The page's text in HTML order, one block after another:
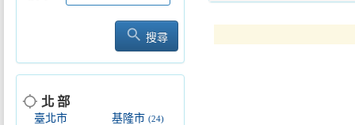
search 搜尋
location_searching 北 部
臺北市 基隆市(24)